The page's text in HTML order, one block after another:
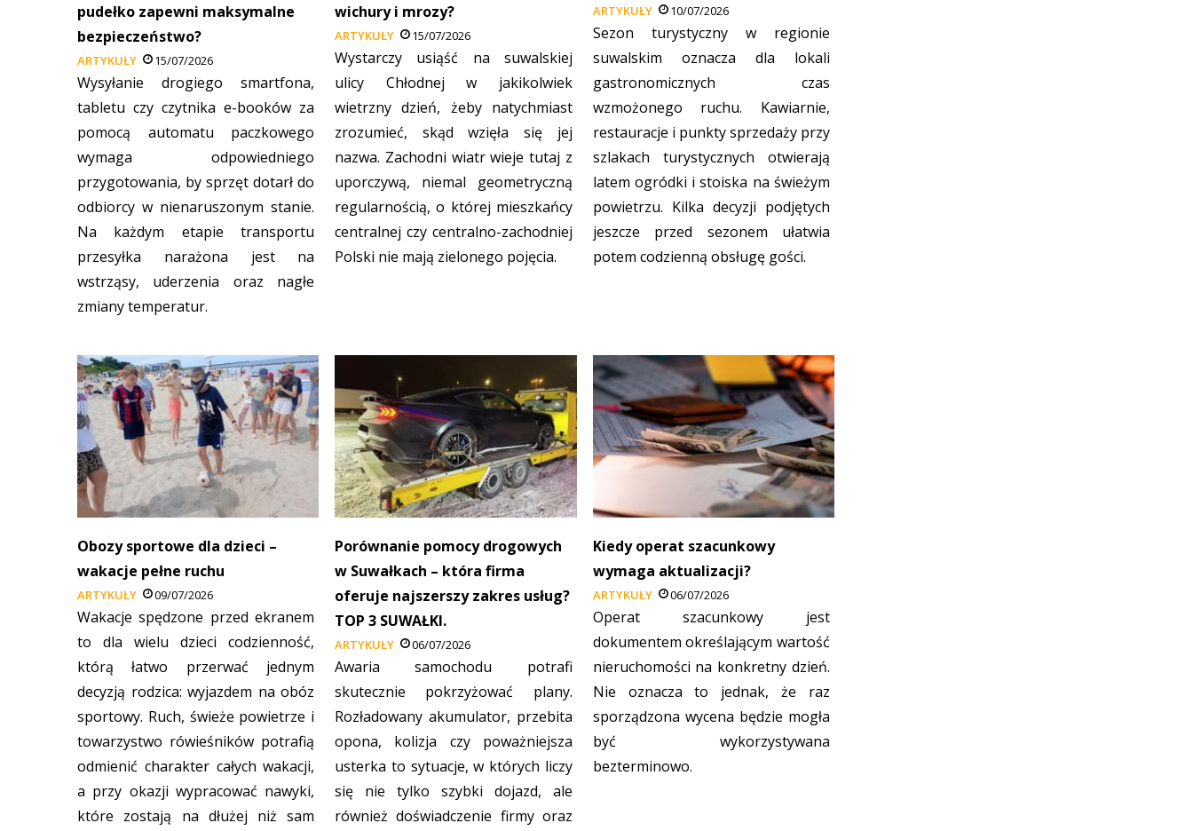
pudełko zapewni maksymalne
bezpieczeństwo?
ARTYKUŁY 15/07/2026
Wysyłanie drogiego smartfona,
tabletu czy czytnika e-booków za
pomocą automatu paczkowego
wymaga odpowiedniego
przygotowania, by sprzęt dotarł do
odbiorcy w nienaruszonym stanie.
Na każdym etapie transportu
przesyłka narażona jest na
wstrząsy, uderzenia oraz nagłe
zmiany temperatur.
wichury i mrozy?
ARTYKUŁY 15/07/2026
Wystarczy usiąść na suwalskiej
ulicy Chłodnej w jakikolwiek
wietrzny dzień, żeby natychmiast
zrozumieć, skąd wzięła się jej
nazwa. Zachodni wiatr wieje tutaj z
uporczywą, niemal geometryczną
regularnością, o której mieszkańcy
centralnej czy centralno-zachodniej
Polski nie mają zielonego pojęcia.
ARTYKUŁY 10/07/2026
Sezon turystyczny w regionie
suwalskim oznacza dla lokali
gastronomicznych czas
wzmożonego ruchu. Kawiarnie,
restauracje i punkty sprzedaży przy
szlakach turystycznych otwierają
latem ogródki i stoiska na świeżym
powietrzu. Kilka decyzji podjętych
jeszcze przed sezonem ułatwia
potem codzienną obsługę gości.
Obozy sportowe dla dzieci –
wakacje pełne ruchu
ARTYKUŁY 09/07/2026
Wakacje spędzone przed ekranem
to dla wielu dzieci codzienność,
którą łatwo przerwać jednym
decyzją rodzica: wyjazdem na obóz
sportowy. Ruch, świeże powietrze i
towarzystwo rówieśników potrafią
odmienić charakter całych wakacji,
a przy okazji wypracować nawyki,
które zostają na dłużej niż sam
Porównanie pomocy drogowych
w Suwałkach – która firma
oferuje najszerszy zakres usług?
TOP 3 SUWAŁKI.
ARTYKUŁY 06/07/2026
Awaria samochodu potrafi
skutecznie pokrzyżować plany.
Rozładowany akumulator, przebita
opona, kolizja czy poważniejsza
usterka to sytuacje, w których liczy
się nie tylko szybki dojazd, ale
również doświadczenie firmy oraz
Kiedy operat szacunkowy
wymaga aktualizacji?
ARTYKUŁY 06/07/2026
Operat szacunkowy jest
dokumentem określającym wartość
nieruchomości na konkretny dzień.
Nie oznacza to jednak, że raz
sporządzona wycena będzie mogła
być wykorzystywana
bezterminowo.